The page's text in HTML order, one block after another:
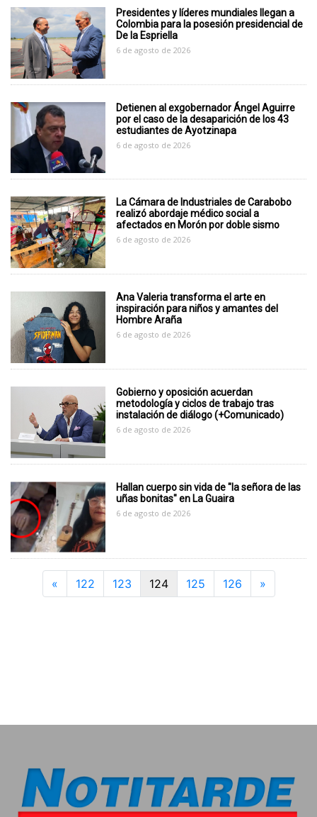
Presidentes y líderes mundiales llegan a
Colombia para la posesión presidencial de
De la Espriella
6 de agosto de 2026
Detienen al exgobernador Ángel Aguirre
por el caso de la desaparición de los 43
estudiantes de Ayotzinapa
6 de agosto de 2026
La Cámara de Industriales de Carabobo
realizó abordaje médico social a
afectados en Morón por doble sismo
6 de agosto de 2026
Ana Valeria transforma el arte en
inspiración para niños y amantes del
Hombre Araña
6 de agosto de 2026
Gobierno y oposición acuerdan
metodología y ciclos de trabajo tras
instalación de diálogo (+Comunicado)
6 de agosto de 2026
Hallan cuerpo sin vida de "la señora de las
uñas bonitas" en La Guaira
6 de agosto de 2026
«Previous
122 123 124 125 126 »Next